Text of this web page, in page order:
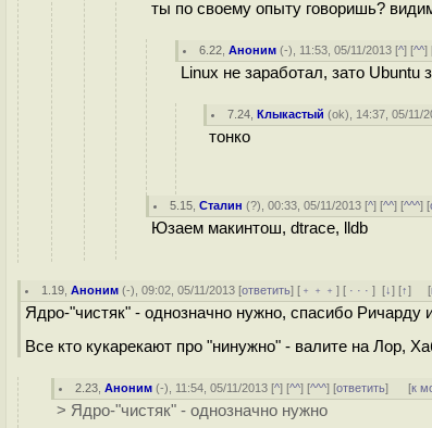
ты по своему опыту говоришь?
6.22 ,Аноним (-), 11:53, 05/11/2013 [^] [^^]
Linux не заработал, зато Ubuntu
7.24 ,Клыкастый (ok), 14:37, 05/11/
тонко
5.15 ,Сталин (?), 00:33, 05/11/2013 [^] [^^] [^^^] [
Юзаем макинтош, dtrace, lldb
1.19 ,Аноним (-), 09:02, 05/11/2013 [ответить] [ ﹢﹢﹢] [ · · ·][↓] [↑] [
Ядро-"чистяк" - однозначно нужно, спасибо
Все кто кукарекают про "нинужно" - валите на Лор,
2.23 ,Аноним (-), 11:54, 05/11/2013 [^] [^^] [^^^] [ответить] [к
> Ядро-"чистяк" - однозначно нужно